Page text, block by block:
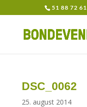
51 88 72 61
DSC_0062
25. august 2014